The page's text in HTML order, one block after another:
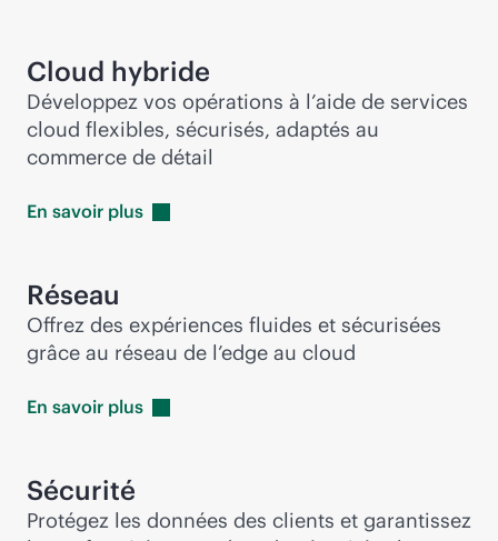
Cloud hybride
Développez vos opérations à l’aide de services
cloud flexibles, sécurisés, adaptés au
commerce de détail
En savoir plus
Réseau
Offrez des expériences fluides et sécurisées
grâce au réseau de l’edge au cloud
En savoir plus
Sécurité
Protégez les données des clients et garantissez